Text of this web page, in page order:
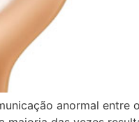
anormal entre